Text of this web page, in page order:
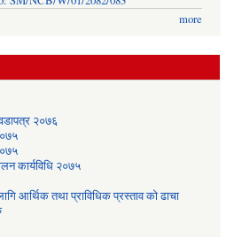
more
२०७६
कार्यविधि २०७५
आर्थिक तथा प्राविधिक प्रस्ताव को ढाचा